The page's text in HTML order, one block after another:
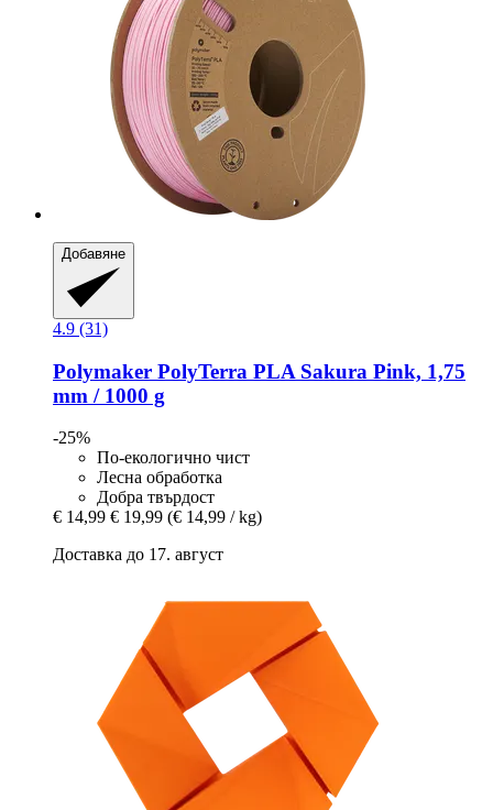
Добавяне
4.9 (31)
Polymaker PolyTerra PLA Sakura Pink, 1,75
mm / 1000 g
-25%
По-екологично чист
Лесна обработка
Добра твърдост
€ 14,99 € 19,99 (€ 14,99 / kg)
Доставка до 17. август